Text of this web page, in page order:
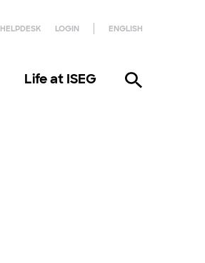
HELPDESK LOGIN ENGLISH
Life at ISEG